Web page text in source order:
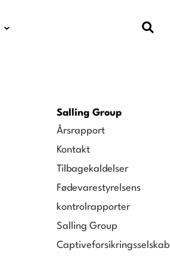
Salling Group
Årsrapport
Kontakt
Tilbagekaldelser
Fødevarestyrelsens
kontrolrapporter
Salling Group
Captiveforsikringsselskab